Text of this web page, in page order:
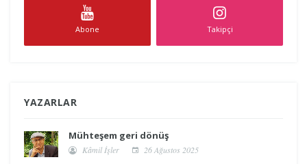
Abone Takipçi
YAZARLAR
Mühteşem geri dönüş
Kâmil İşler 26 Ağustos 2025